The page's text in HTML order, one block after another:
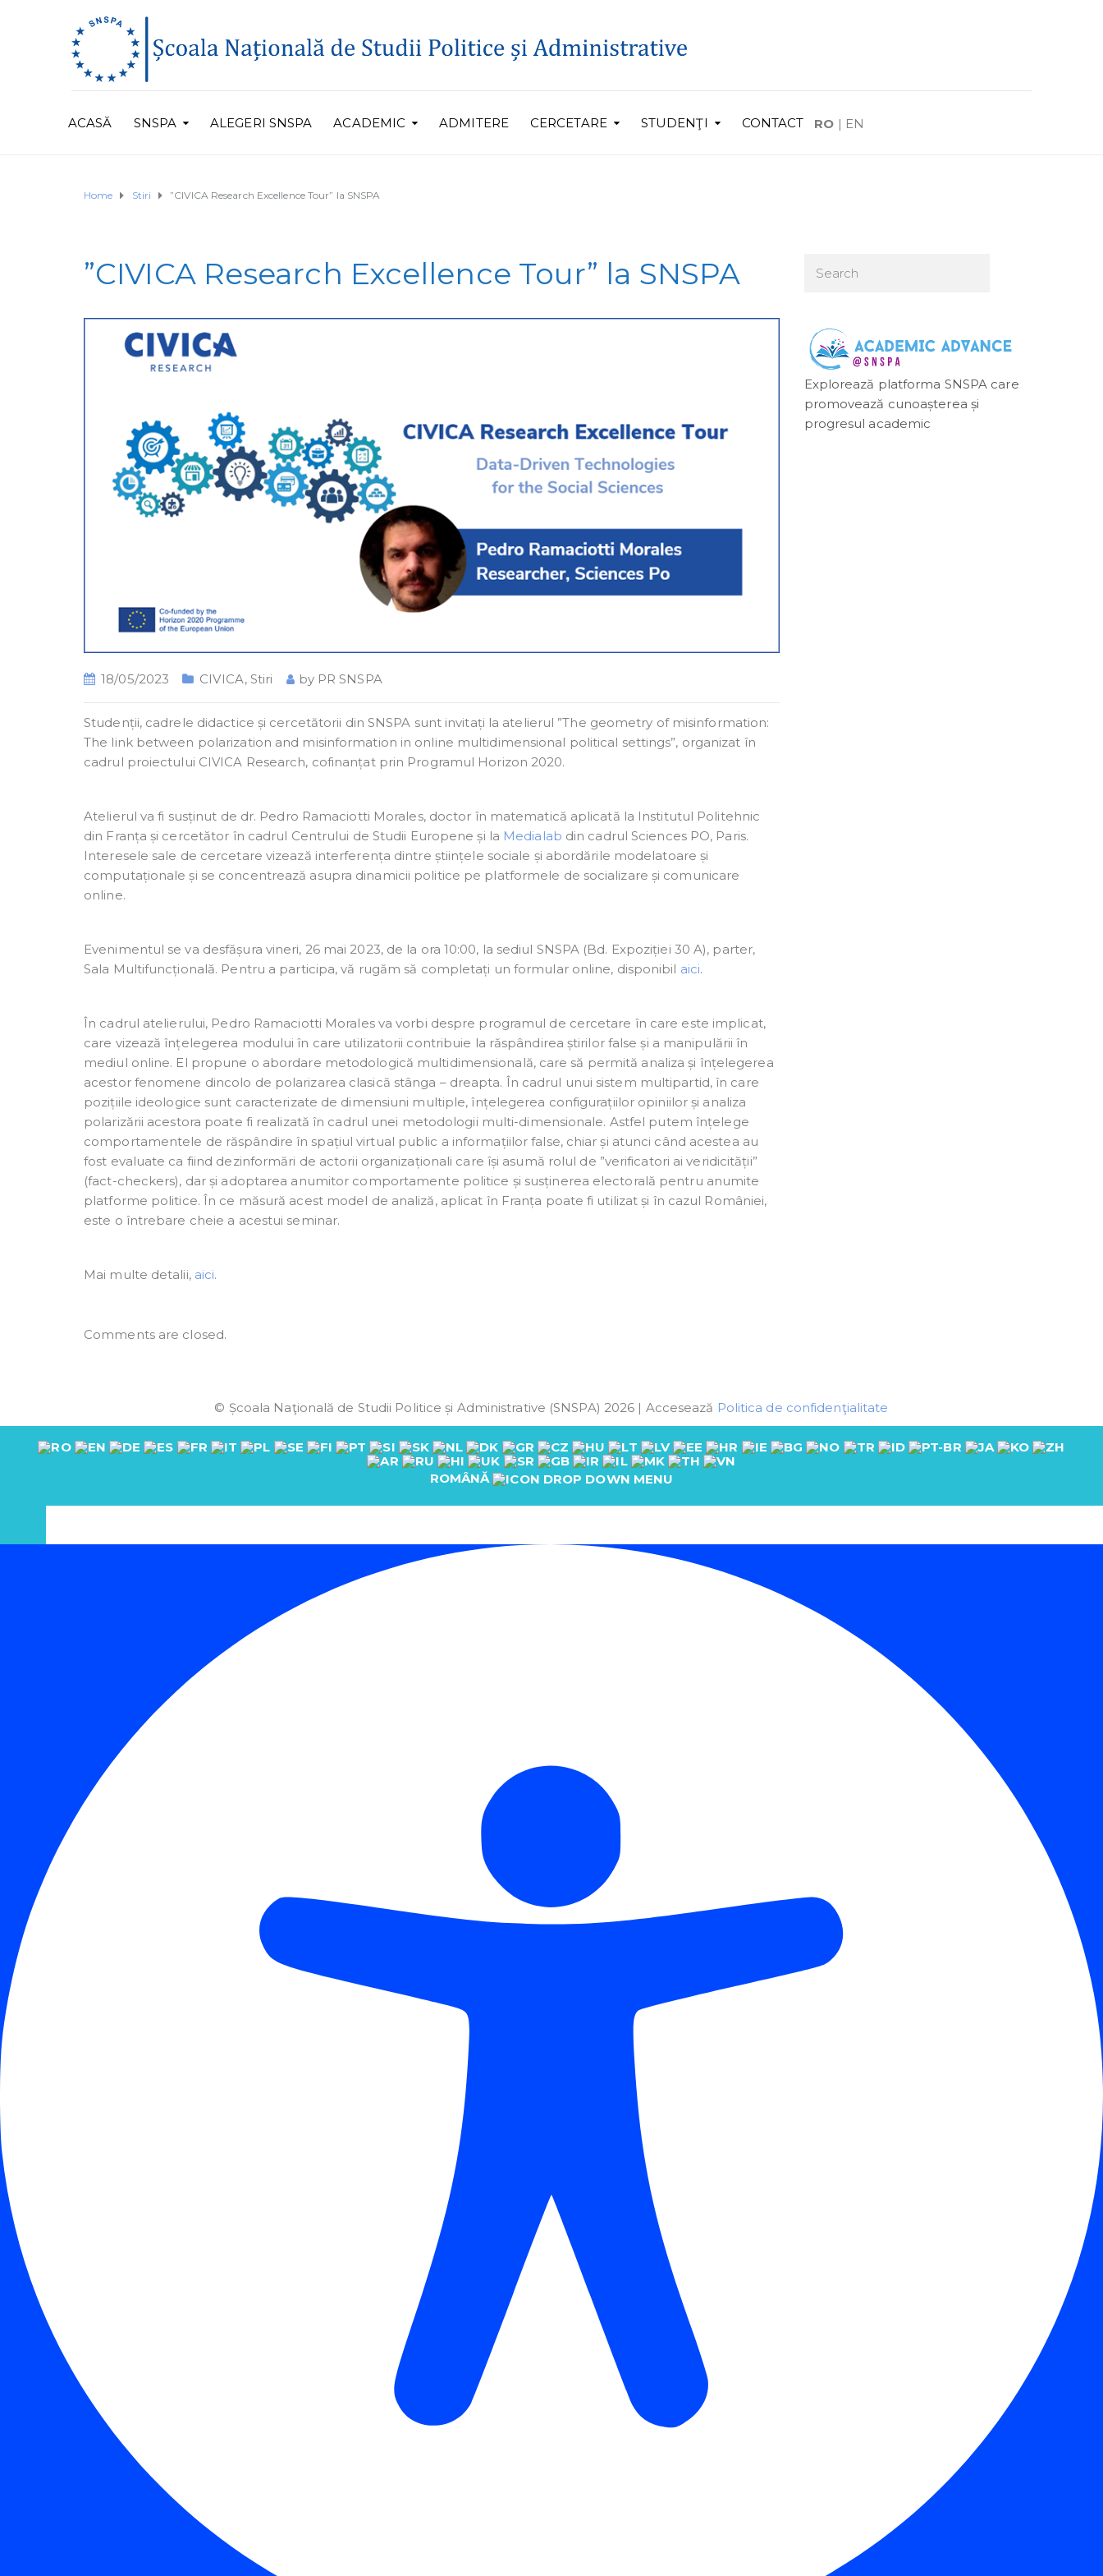
ACASĂ SNSPA ALEGERI SNSPA ACADEMIC ADMITERE CERCETARE STUDENŢI CONTACT RO | EN
Home Stiri ”CIVICA Research Excellence Tour” la SNSPA
”CIVICA Research Excellence Tour” la SNSPA
18/05/2023 CIVICA,Stiri by PR SNSPA
Studenții, cadrele didactice și cercetătorii din SNSPA sunt invitați la atelierul ”The geometry of misinformation:
The link between polarization and misinformation in online multidimensional political settings”, organizat în
cadrul proiectului CIVICA Research, cofinanțat prin Programul Horizon 2020.
Atelierul va fi susținut de dr. Pedro Ramaciotti Morales, doctor în matematică aplicată la Institutul Politehnic
din Franța și cercetător în cadrul Centrului de Studii Europene și la Medialab din cadrul Sciences PO, Paris.
Interesele sale de cercetare vizează interferența dintre științele sociale și abordările modelatoare și
computaționale și se concentrează asupra dinamicii politice pe platformele de socializare și comunicare
online.
Evenimentul se va desfășura vineri, 26 mai 2023, de la ora 10:00, la sediul SNSPA (Bd. Expoziției 30 A), parter,
Sala Multifuncțională. Pentru a participa, vă rugăm să completați un formular online, disponibil aici.
În cadrul atelierului, Pedro Ramaciotti Morales va vorbi despre programul de cercetare în care este implicat,
care vizează înțelegerea modului în care utilizatorii contribuie la răspândirea știrilor false și a manipulării în
mediul online. El propune o abordare metodologică multidimensională, care să permită analiza și înțelegerea
acestor fenomene dincolo de polarizarea clasică stânga – dreapta. În cadrul unui sistem multipartid, în care
pozițiile ideologice sunt caracterizate de dimensiuni multiple, înțelegerea configurațiilor opiniilor și analiza
polarizării acestora poate fi realizată în cadrul unei metodologii multi-dimensionale. Astfel putem înțelege
comportamentele de răspândire în spațiul virtual public a informațiilor false, chiar și atunci când acestea au
fost evaluate ca fiind dezinformări de actorii organizaționali care își asumă rolul de ”verificatori ai veridicității”
(fact-checkers), dar și adoptarea anumitor comportamente politice și susținerea electorală pentru anumite
platforme politice. În ce măsură acest model de analiză, aplicat în Franța poate fi utilizat și în cazul României,
este o întrebare cheie a acestui seminar.
Mai multe detalii, aici.
Comments are closed.
Explorează platforma SNSPA care
promovează cunoașterea și
progresul academic
© Școala Naţională de Studii Politice și Administrative (SNSPA) 2026 | Accesează Politica de confidenţialitate
ROMÂNĂ